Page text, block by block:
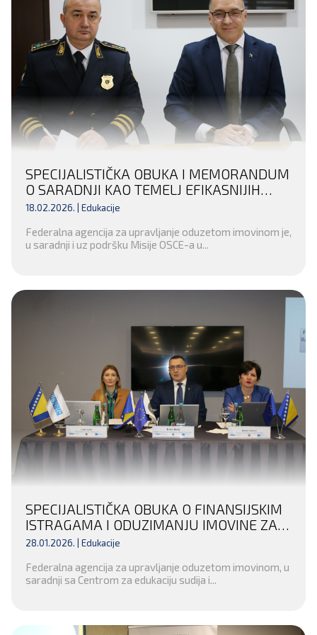
SPECIJALISTIČKA OBUKA I MEMORANDUM
O SARADNJI KAO TEMELJ EFIKASNIJIH
FINANSIJSKIH ISTRAGA U TUZLANSKOM
18.02.2026. | Edukacije
Federalna agencija za upravljanje oduzetom imovinom je,
u saradnji i uz podršku Misije OSCE-a u...
SPECIJALISTIČKA OBUKA O FINANSIJSKIM
ISTRAGAMA I ODUZIMANJU IMOVINE ZA
INSTITUCIJE UNSKO-SANSKOG KANTONA
OPĆINSKIM SUDOM U BIHAĆU
28.01.2026. | Edukacije
Federalna agencija za upravljanje oduzetom imovinom, u
saradnji sa Centrom za edukaciju sudija i...